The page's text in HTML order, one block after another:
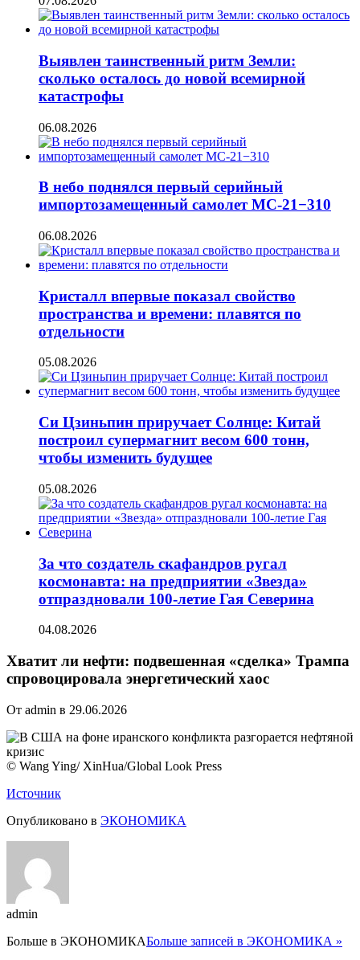
Выявлен таинственный ритм Земли:
сколько осталось до новой всемирной
катастрофы
06.08.2026
В небо поднялся первый серийный
импортозамещенный самолет МС-21−310
06.08.2026
Кристалл впервые показал свойство
пространства и времени: плавятся по
отдельности
05.08.2026
Си Цзиньпин приручает Солнце: Китай
построил супермагнит весом 600 тонн,
чтобы изменить будущее
05.08.2026
За что создатель скафандров ругал
космонавта: на предприятии «Звезда»
отпраздновали 100-летие Гая Северина
04.08.2026
Хватит ли нефти: подвешенная «сделка» Трампа
спровоцировала энергетический хаос
От admin в 29.06.2026
© Wang Ying/ XinHua/Global Look Press
Источник
Опубликовано в ЭКОНОМИКА
admin
Больше в ЭКОНОМИКАБольше записей в ЭКОНОМИКА »